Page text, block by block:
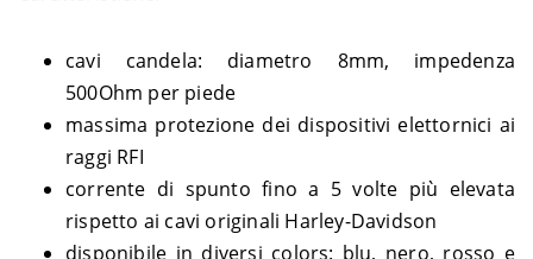
Davidson
SPORTSTER XL 883 Iron ABS - LE2
2015
Harley-
Davidson
SPORTSTER XL 883 Low - CR2
2010
Davidson
SPORTSTER
Harley-
Davidson
SPORTSTER XL 883 Roadster ABS - CS2
2014-
Harley-
2011-
cavi candela: diametro 8mm, impedenza
500Ohm per piede
massima protezione dei dispositivi elettornici ai
raggi RFI
corrente di spunto fino a 5 volte più elevata
rispetto ai cavi originali Harley-Davidson
disponibile in diversi colors: blu, nero, rosso e